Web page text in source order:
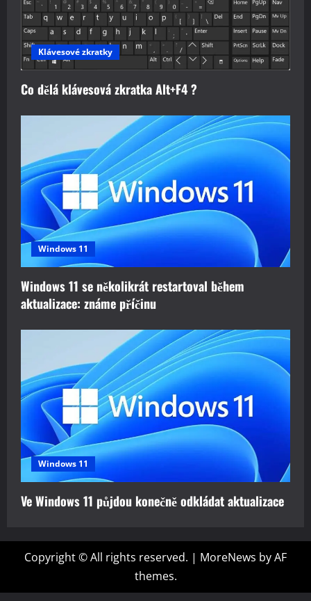
Klávesové zkratky
Co dělá klávesová zkratka Alt+F4 ?
Windows 11
Windows 11 se několikrát restartoval během
aktualizace: známe příčinu
Windows 11
Ve Windows 11 půjdou konečně odkládat aktualizace
Copyright © All rights reserved. | MoreNews by AF
themes.